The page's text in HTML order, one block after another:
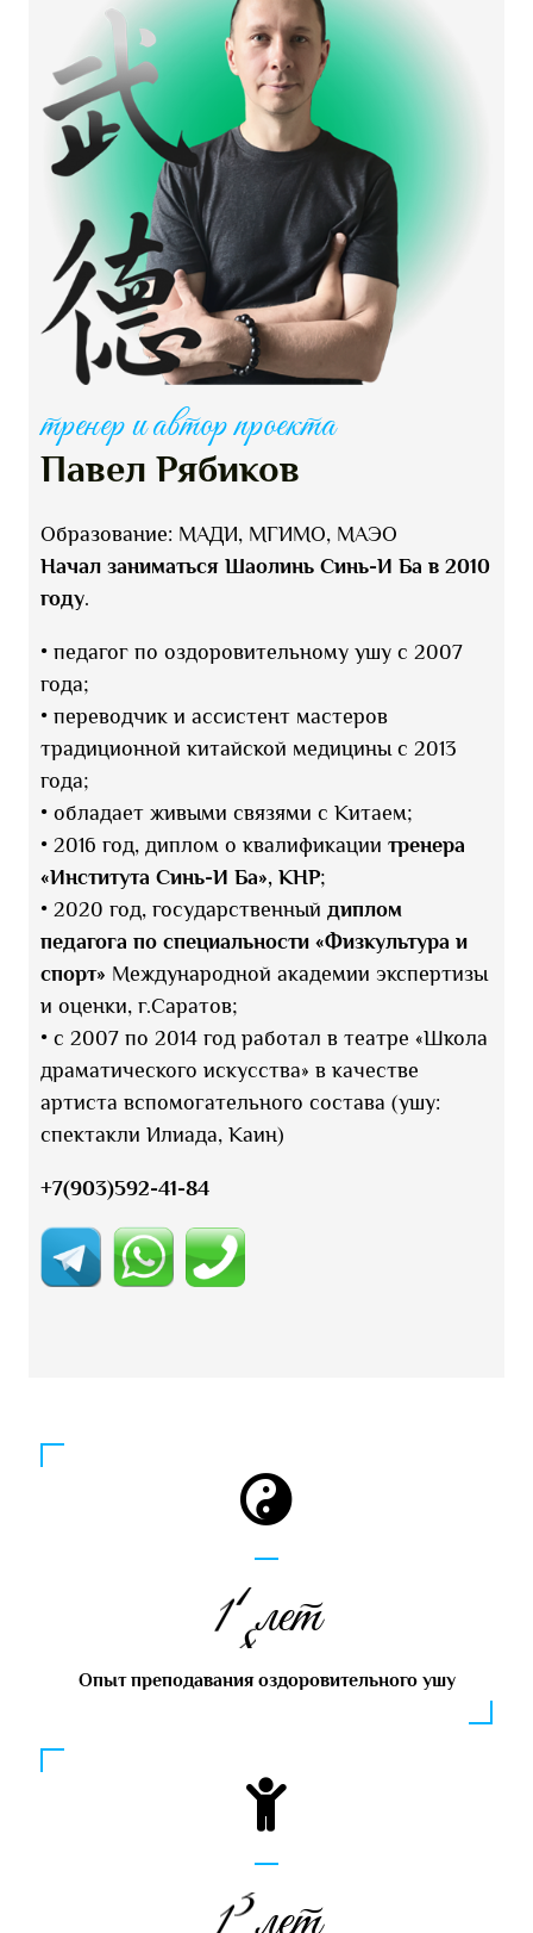
тренер и автор проекта
Павел Рябиков
Образование: МАДИ, МГИМО, МАЭО
Начал заниматься Шаолинь Синь-И Ба в 2010
году.
• педагог по оздоровительному ушу с 2007
года;
• переводчик и ассистент мастеров
традиционной китайской медицины с 2013
года;
• обладает живыми связями c Китаем;
• 2016 год, диплом о квалификации тренера
«Института Синь-И Ба», КНР;
• 2020 год, государственный диплом
педагога по специальности «Физкультура и
спорт» Международной академии экспертизы
и оценки, г.Саратов;
• с 2007 по 2014 год работал в театре «Школа
драматического искусства» в качестве
артиста вспомогательного состава (ушу:
спектакли Илиада, Каин)
+7(903)592-41-84
18лет
Опыт преподавания оздоровительного ушу